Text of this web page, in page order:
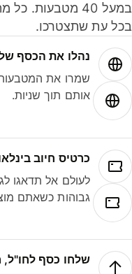
במעל 40 מטבעות.
עת שתצטרכו.
נהלו את הכסף
שמרו את המטבעות
אותם תוך שניות.
כרטיס חיוב
לעולם אל תדאגו
גבוהות כשאתם
שלחו כסף לחו"ל,